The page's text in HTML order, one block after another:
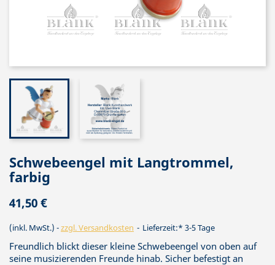
Schwebeengel mit Langtrommel,
farbig
41,50 €
(inkl. MwSt.) zzgl. Versandkosten Lieferzeit:* 3-5 Tage
Freundlich blickt dieser kleine Schwebeengel von oben auf
seine musizierenden Freunde hinab. Sicher befestigt an